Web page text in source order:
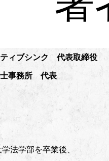
ィブシンク 代表取締役
士事務所 代表
法学部を卒業後、